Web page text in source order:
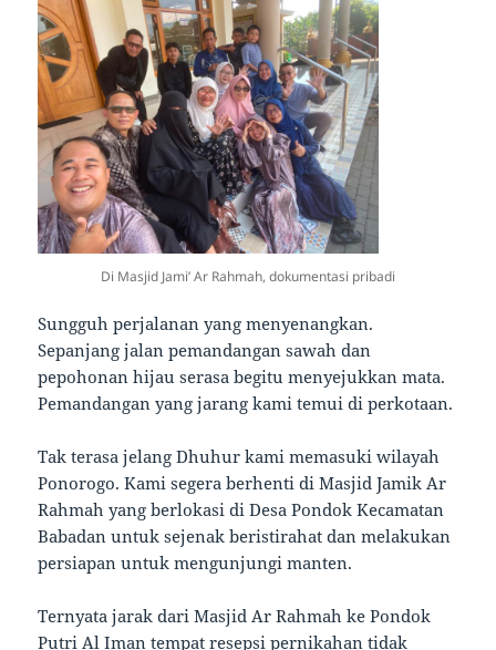
Di Masjid Jami’ Ar Rahmah, dokumentasi pribadi
Sungguh perjalanan yang menyenangkan.
Sepanjang jalan pemandangan sawah dan
pepohonan hijau serasa begitu menyejukkan mata.
Pemandangan yang jarang kami temui di perkotaan.
Tak terasa jelang Dhuhur kami memasuki wilayah
Ponorogo. Kami segera berhenti di Masjid Jamik Ar
Rahmah yang berlokasi di Desa Pondok Kecamatan
Babadan untuk sejenak beristirahat dan melakukan
persiapan untuk mengunjungi manten.
Ternyata jarak dari Masjid Ar Rahmah ke Pondok
Putri Al Iman tempat resepsi pernikahan tidak